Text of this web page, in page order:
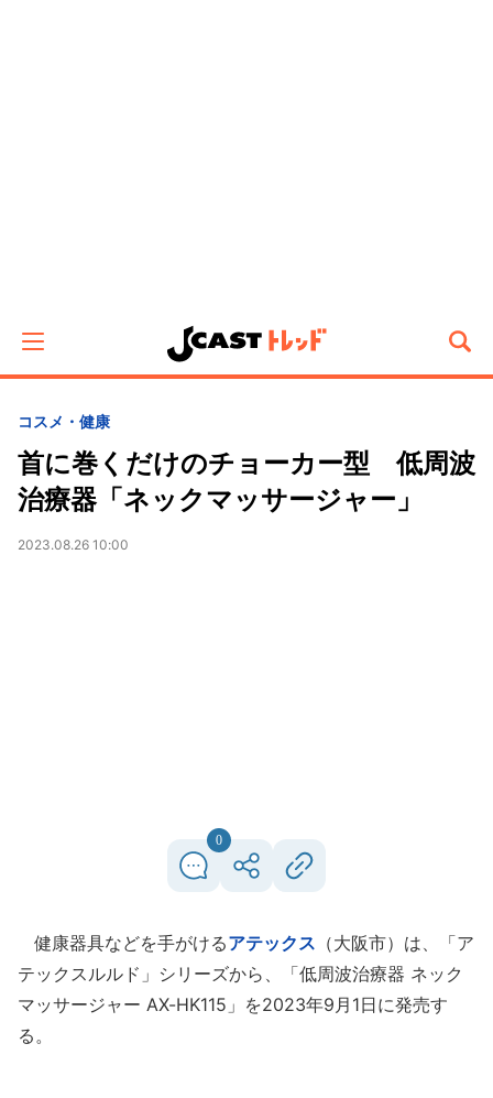
コスメ・健康
首に巻くだけのチョーカー型 低周波
治療器「ネックマッサージャー」
2023.08.26 10:00
0
健康器具などを手がけるアテックス （大阪市）は、「ア
テックスルルド」シリーズから、「低周波治療器 ネック
マッサージャー AX-HK115」を2023年9月1日に発売す
る。